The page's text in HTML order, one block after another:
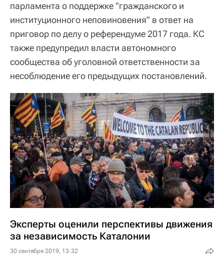
парламента о поддержке "гражданского и
институционного неповиновения" в ответ на
приговор по делу о референдуме 2017 года. КС
также предупредил власти автономного
сообщества об уголовной ответственности за
несоблюдение его предыдущих постановлений.
Эксперты оценили перспективы движения
за независимость Каталонии
30 сентября 2019, 13:32